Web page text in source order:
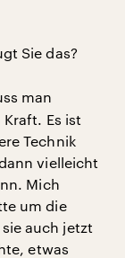
Sie das?
man
Es ist
Technik
vielleicht
Mich
um die
auch jetzt
etwas